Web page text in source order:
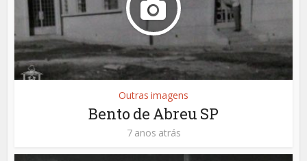
Outras imagens
Bento de Abreu SP
7 anos atrás